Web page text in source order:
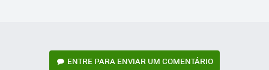
ENTRE PARA ENVIAR UM COMENTÁRIO